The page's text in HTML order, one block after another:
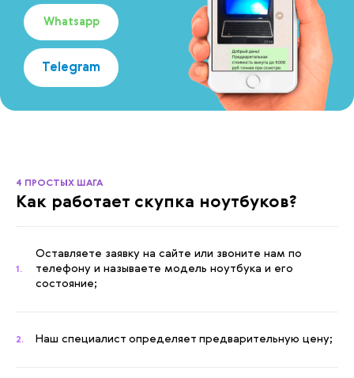
Whatsapp
Telegram
4 ПРОСТЫХ ШАГА
Как работает скупка ноутбуков?
1.
Оставляете заявку на сайте или звоните нам по
телефону и называете модель ноутбука и его
состояние;
2. Наш специалист определяет предварительную цену;